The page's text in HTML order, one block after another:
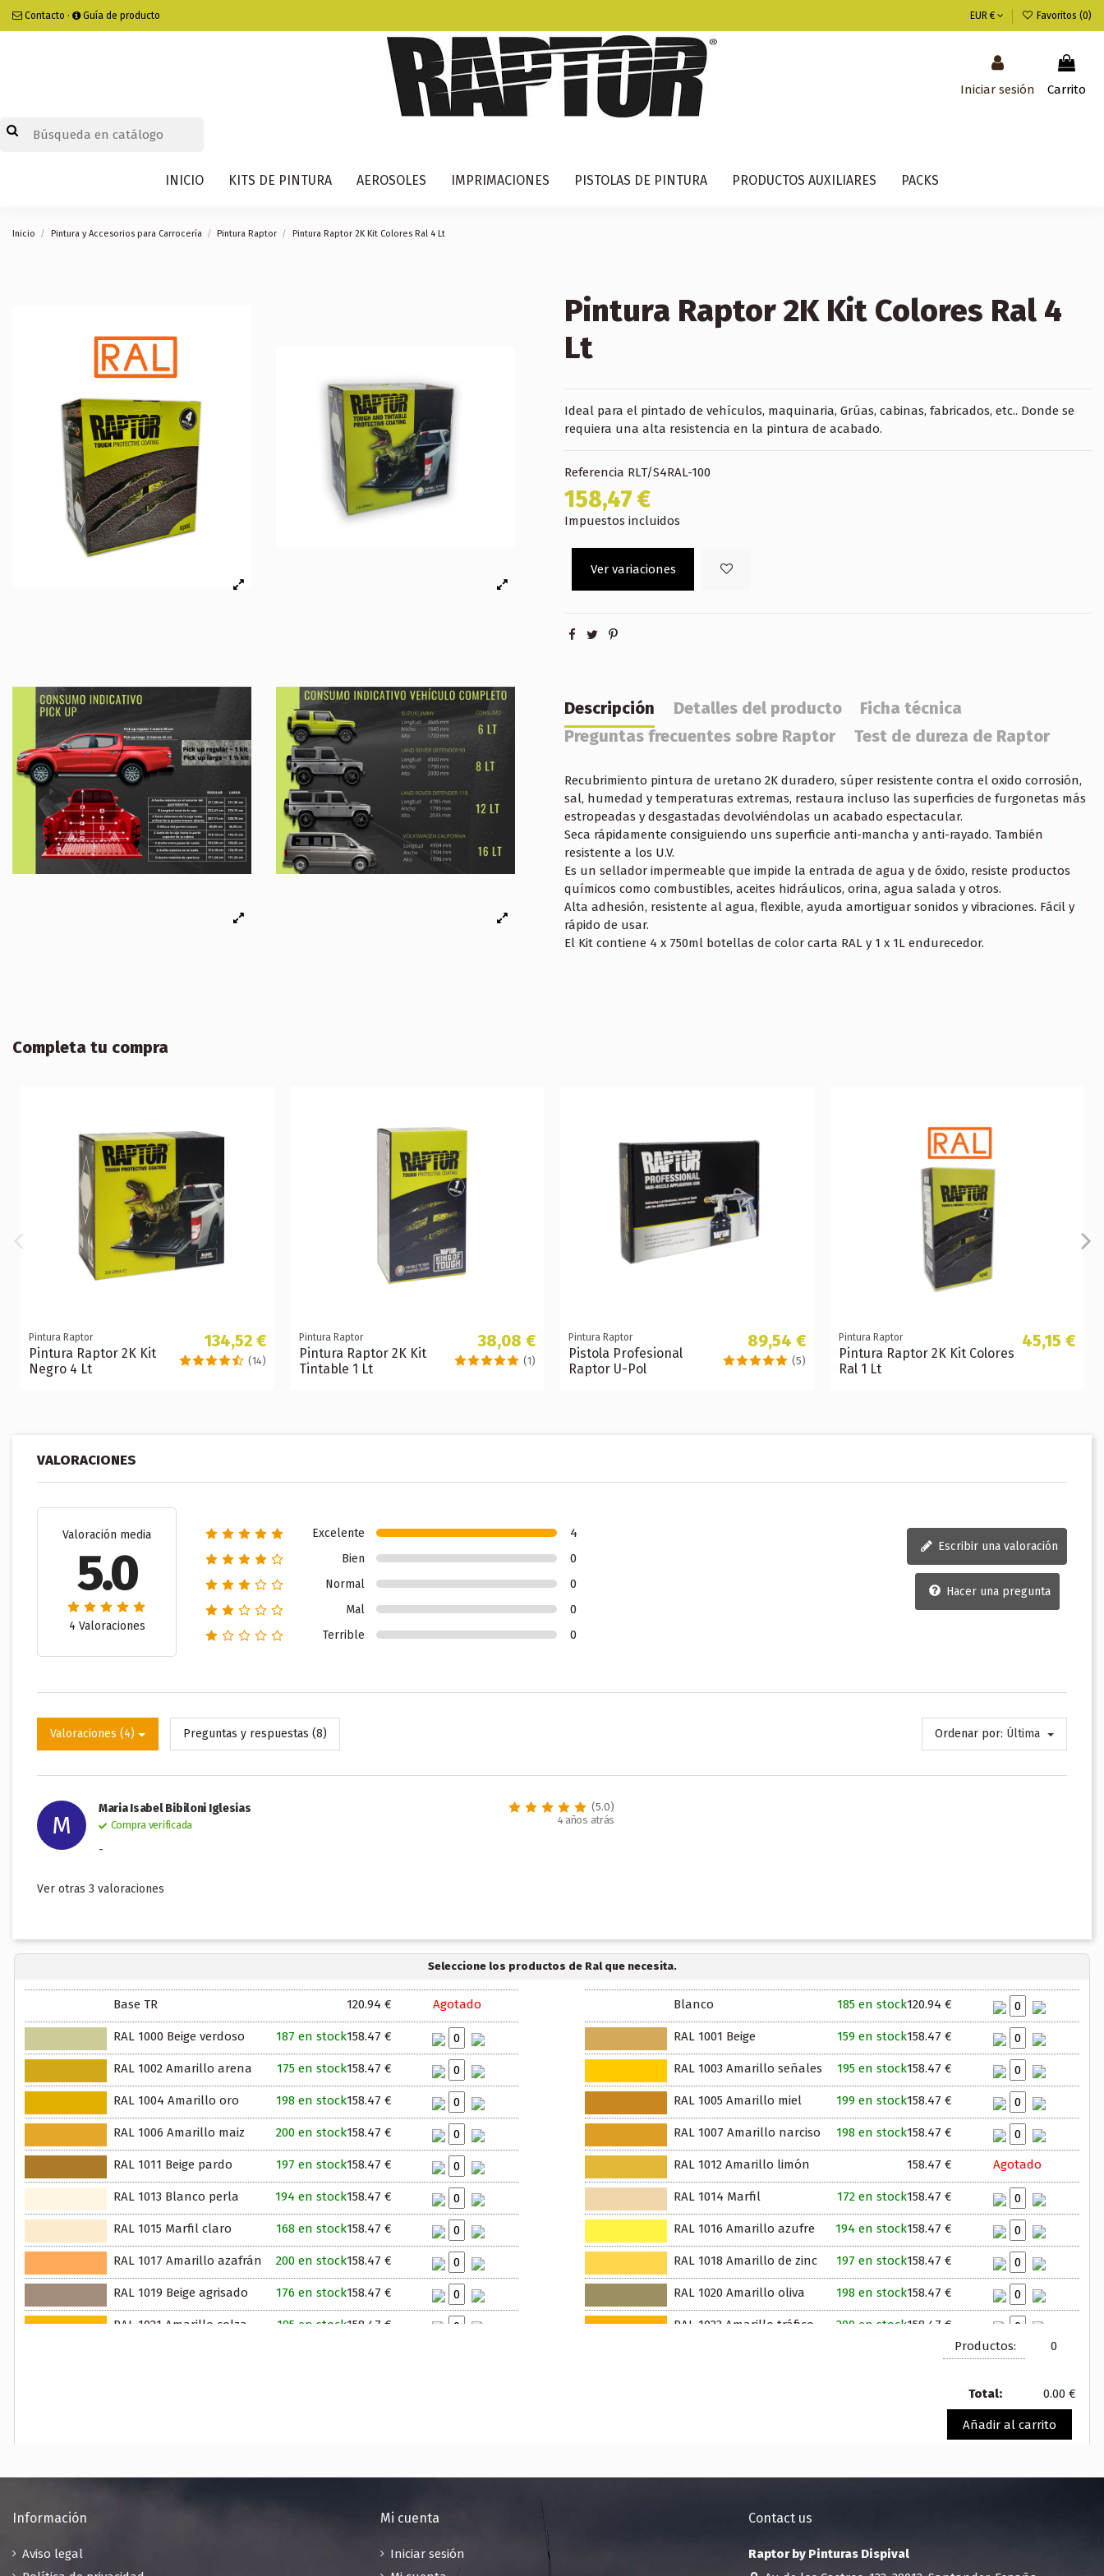
Contacto · Guía de producto EUR € Favoritos (0)
Iniciar sesión Carrito
INICIO KITS DE PINTURA AEROSOLES IMPRIMACIONES PISTOLAS DE PINTURA PRODUCTOS AUXILIARES PACKS
Inicio Pintura y Accesorios para Carrocería Pintura Raptor Pintura Raptor 2K Kit Colores Ral 4 Lt
Pintura Raptor 2K Kit Colores Ral 4
Lt
Ideal para el pintado de vehículos, maquinaria, Grúas, cabinas, fabricados, etc.. Donde se
requiera una alta resistencia en la pintura de acabado.
Referencia RLT/S4RAL-100
158,47 €
Impuestos incluidos
Ver variaciones
Descripción Detalles del producto
Ficha técnica
Preguntas frecuentes sobre Raptor
Test de dureza de Raptor
Recubrimiento pintura de uretano 2K duradero, súper resistente contra el oxido corrosión,
sal, humedad y temperaturas extremas, restaura incluso las superficies de furgonetas más
estropeadas y desgastadas devolviéndolas un acabado espectacular.
Seca rápidamente consiguiendo uns superficie anti-mancha y anti-rayado. También
resistente a los U.V.
Es un sellador impermeable que impide la entrada de agua y de óxido, resiste productos
químicos como combustibles, aceites hidráulicos, orina, agua salada y otros.
Alta adhesión, resistente al agua, flexible, ayuda amortiguar sonidos y vibraciones. Fácil y
rápido de usar.
El Kit contiene 4 x 750ml botellas de color carta RAL y 1 x 1L endurecedor.
Completa tu compra
Pintura Raptor
Pintura Raptor 2K Kit
Negro 4 Lt
134,52 €
(14)
Pintura Raptor
Pintura Raptor 2K Kit
Tintable 1 Lt
38,08 €
(1)
Pintura Raptor
Pistola Profesional
Raptor U-Pol
89,54 €
(5)
Pintura Raptor
Pintura Raptor 2K Kit Colores
Ral 1 Lt
45,15 €
VALORACIONES
Valoración media
5.0
4 Valoraciones
Excelente 4
Bien 0
Normal 0
Mal 0
Terrible 0
Escribir una valoración
Hacer una pregunta
Valoraciones (4) Preguntas y respuestas (8) Ordenar por: Última
M
Maria Isabel Bibiloni Iglesias
Compra verificada
(5.0)
4 años atrás
-
Ver otras 3 valoraciones
Seleccione los productos de Ral que necesita.
Base TR 120.94 € Agotado Blanco 120.94 €
185 en stock
RAL 1000 Beige verdoso 158.47 €
187 en stock RAL 1001 Beige 158.47 €
159 en stock
RAL 1002 Amarillo arena 158.47 €
175 en stock RAL 1003 Amarillo señales 158.47 €
195 en stock
RAL 1004 Amarillo oro 158.47 €
198 en stock RAL 1005 Amarillo miel 158.47 €
199 en stock
RAL 1006 Amarillo maiz 158.47 €
200 en stock RAL 1007 Amarillo narciso 158.47 €
198 en stock
RAL 1011 Beige pardo 158.47 €
197 en stock RAL 1012 Amarillo limón 158.47 € Agotado
RAL 1013 Blanco perla 158.47 €
194 en stock RAL 1014 Marfil 158.47 €
172 en stock
RAL 1015 Marfil claro 158.47 €
168 en stock RAL 1016 Amarillo azufre 158.47 €
194 en stock
RAL 1017 Amarillo azafrán 158.47 €
200 en stock RAL 1018 Amarillo de zinc 158.47 €
197 en stock
RAL 1019 Beige agrisado 158.47 €
176 en stock RAL 1020 Amarillo oliva 158.47 €
198 en stock
RAL 1021 Amarillo colza 158.47 €
195 en stock RAL 1023 Amarillo tráfico 158.47 €
200 en stock
158.47 €
158.47 €
RAL 2009 Naranja tráfico 158.47 €
192 en stock
Productos: 0
Total: 0.00 €
Añadir al carrito
Información
Aviso legal
Mi cuenta
Iniciar sesión
Contact us
Raptor by Pinturas Dispival